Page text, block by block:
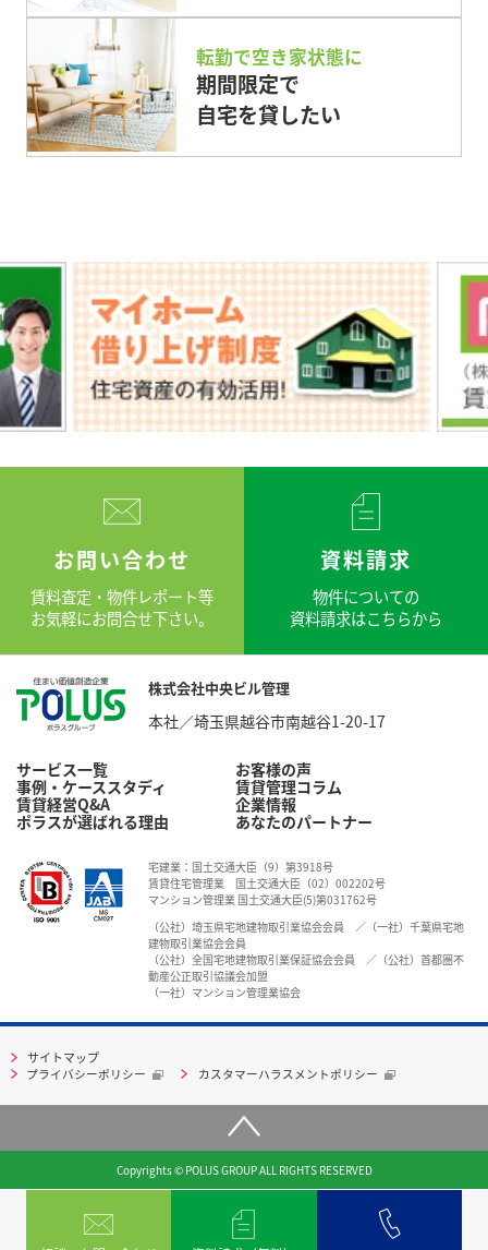
転勤で空き家状態に
期間限定で
自宅を貸したい
お問い合わせ
賃料査定・物件レポート等
お気軽にお問合せ下さい。
資料請求
物件についての
資料請求はこちらから
株式会社中央ビル管理
本社／埼玉県越谷市南越谷1-20-17
サービス一覧
事例・ケーススタディ
賃貸経営Q&A
ポラスが選ばれる理由
お客様の声
賃貸管理コラム
企業情報
あなたのパートナー
宅建業：国土交通大臣（9）第3918号
賃貸住宅管理業 国土交通大臣（02）002202号
マンション管理業 国土交通大臣(5)第031762号
（公社）埼玉県宅地建物取引業協会会員 ／（一社）千葉県宅地
建物取引業協会会員
（公社）全国宅地建物取引業保証協会会員 ／（公社）首都圏不
動産公正取引協議会加盟
（一社）マンション管理業協会
サイトマップ
プライバシーポリシー カスタマーハラスメントポリシー
Copyrights © POLUS GROUP ALL RIGHTS RESERVED